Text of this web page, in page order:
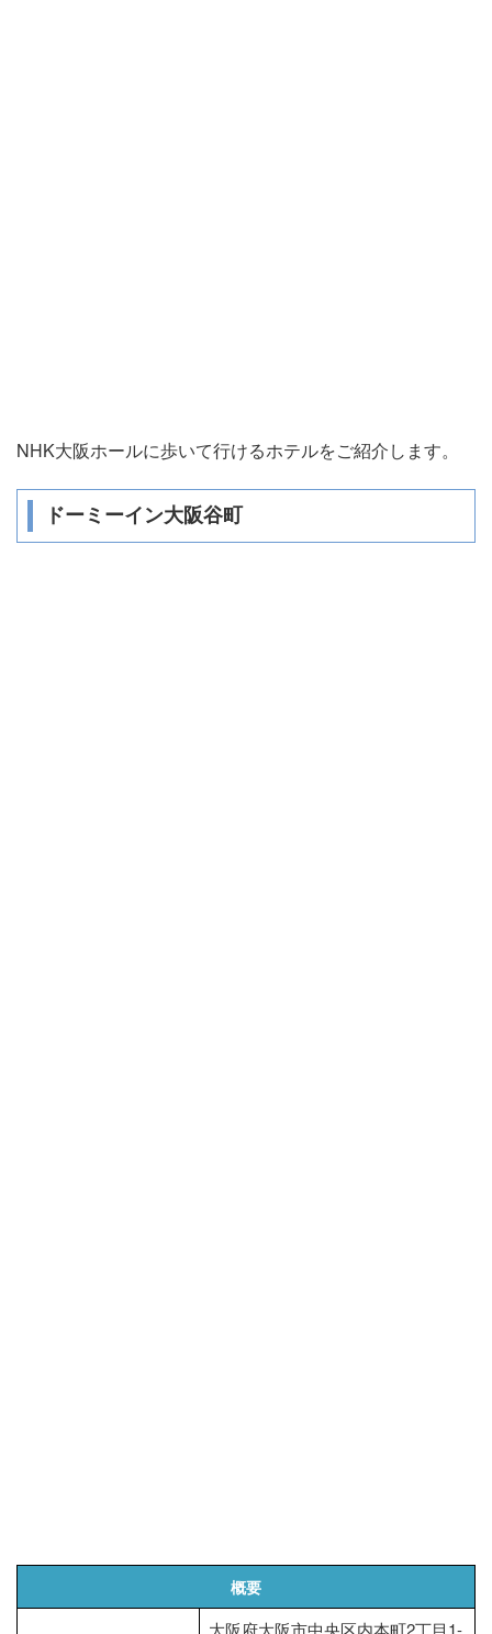
NHK大阪ホールに歩いて行けるホテルをご紹介します。
ドーミーイン大阪谷町
概要
大阪府大阪市中央区内本町2丁目1-